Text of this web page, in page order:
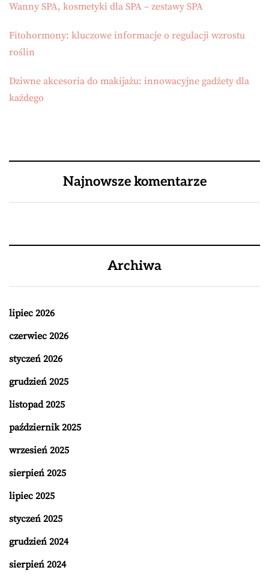
Wanny SPA, kosmetyki dla SPA – zestawy SPA
Fitohormony: kluczowe informacje o regulacji wzrostu
roślin
Dziwne akcesoria do makijażu: innowacyjne gadżety dla
każdego
Najnowsze komentarze
Archiwa
lipiec 2026
czerwiec 2026
styczeń 2026
grudzień 2025
listopad 2025
październik 2025
wrzesień 2025
sierpień 2025
lipiec 2025
styczeń 2025
grudzień 2024
sierpień 2024